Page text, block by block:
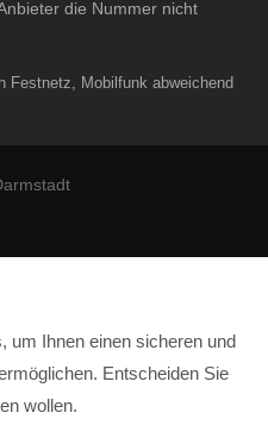
die Nummer nicht
Festnetz, Mobilfunk abweichend
um Ihnen einen sicheren und
Entscheiden Sie
wollen.